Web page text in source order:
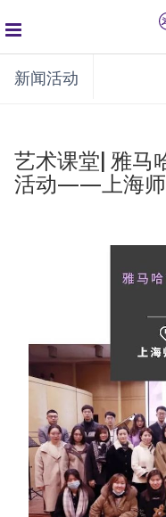
global
navigation
新闻活动
艺术课堂| 雅马
活动——上海师